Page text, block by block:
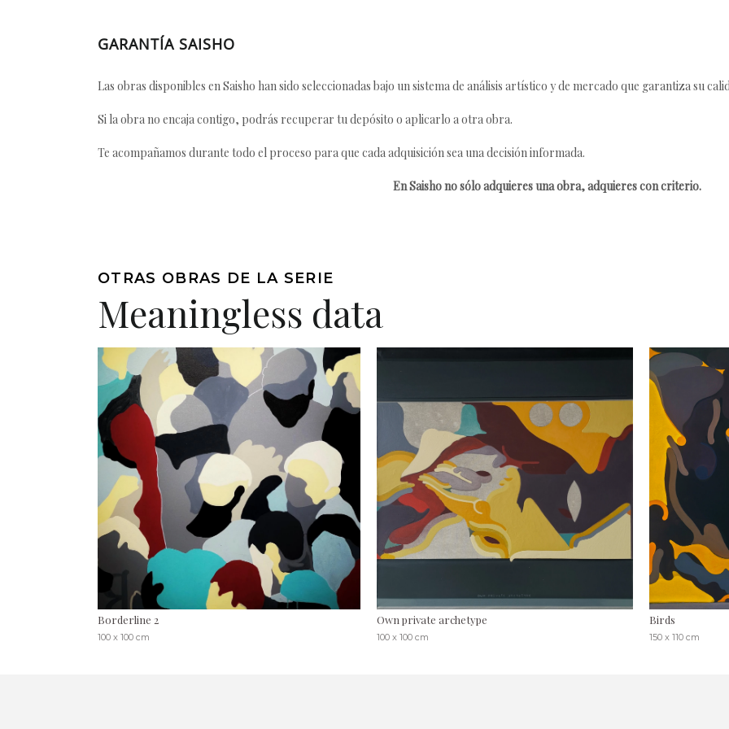
GARANTÍA SAISHO
Las obras disponibles en Saisho han sido seleccionadas bajo un sistema de análisis artístico y de mercado que garantiza su
Si la obra no encaja contigo, podrás recuperar tu depósito o aplicarlo a otra obra.
Te acompañamos durante todo el proceso para que cada adquisición sea una decisión informada.
En Saisho no sólo adquieres una obra, adquieres con criterio.
OTRAS OBRAS DE LA SERIE
Meaningless data
Borderline 2
100 x 100 cm
Own private archetype
100 x 100 cm
Birds
150 x 110 cm